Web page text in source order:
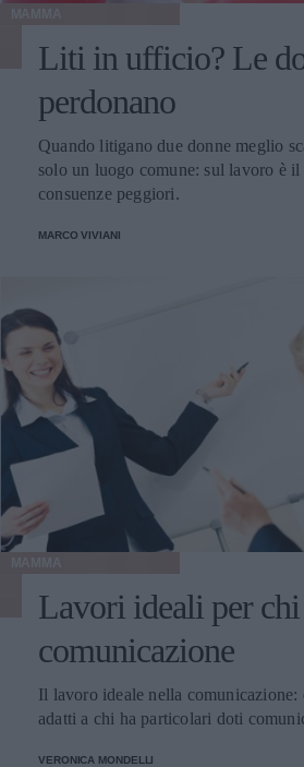
Liti in ufficio? Le
perdonano
Quando litigano due donne meglio
solo un luogo comune: sul lavoro è
consuenze peggiori.
MARCO VIVIANI
Lavori ideali per chi
comunicazione
Il lavoro ideale nella comunicazione:
adatti a chi ha particolari doti
VERONICA MONDELLI